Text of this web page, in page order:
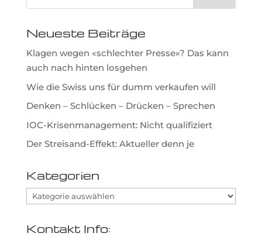
Neueste Beiträge
Klagen wegen «schlechter Presse»? Das kann
auch nach hinten losgehen
Wie die Swiss uns für dumm verkaufen will
Denken – Schlücken – Drücken – Sprechen
IOC-Krisenmanagement: Nicht qualifiziert
Der Streisand-Effekt: Aktueller denn je
Kategorien
Kategorien
Kontakt Info: